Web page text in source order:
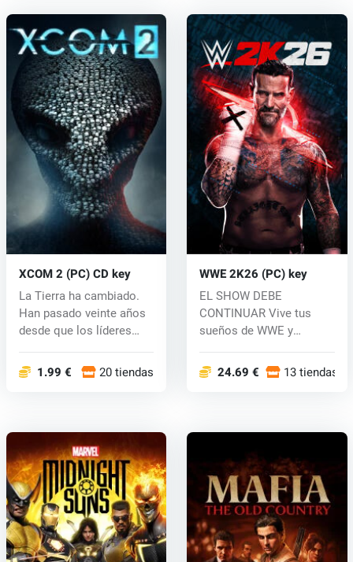
XCOM 2 (PC) CD key
La Tierra ha cambiado.
Han pasado veinte años
desde que los líderes
1.99 € 20 tiendas
WWE 2K26 (PC) key
EL SHOW DEBE
CONTINUAR Vive tus
sueños de WWE y
def...24.69 € 13 tiendas